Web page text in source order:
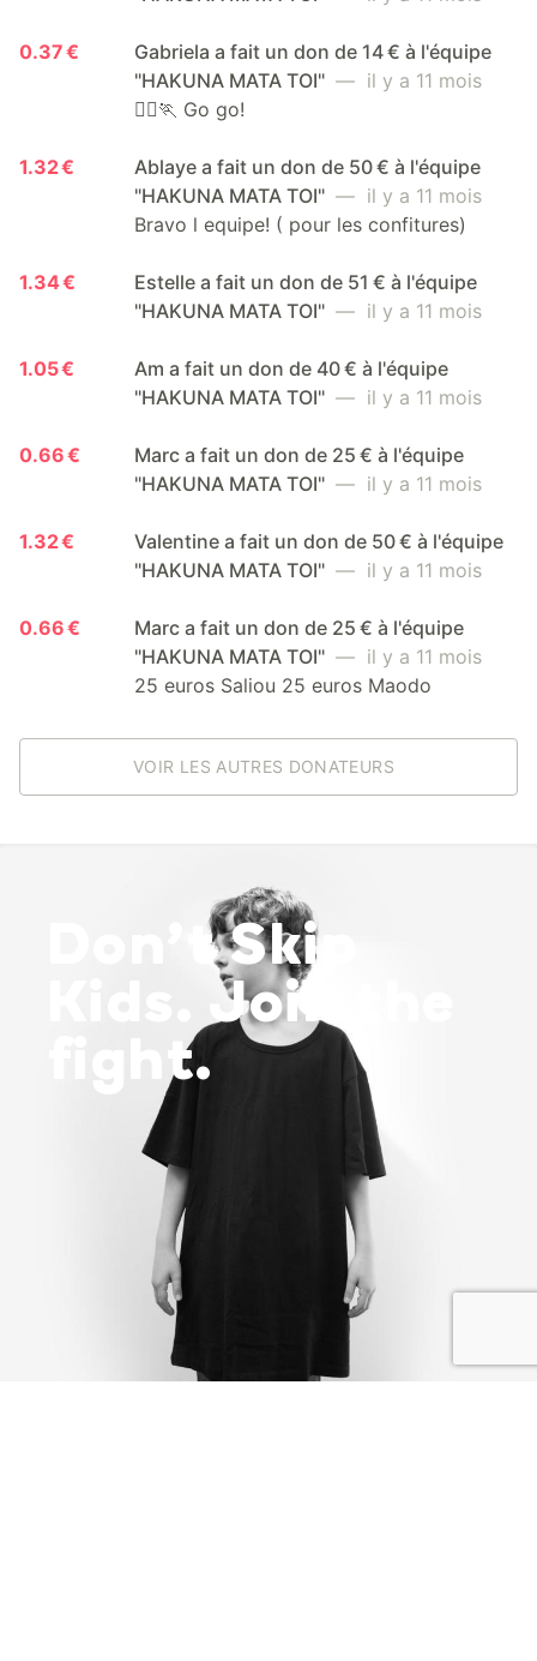
0.37 €
Gabriela a fait un don de 14 € à l'équipe
"HAKUNA MATA TOI" — il y a 11 mois
🏃‍♀️🏃 Go go!
1.32 €
Ablaye a fait un don de 50 € à l'équipe
"HAKUNA MATA TOI" — il y a 11 mois
Bravo l equipe! ( pour les confitures)
1.34 €
Estelle a fait un don de 51 € à l'équipe
"HAKUNA MATA TOI" — il y a 11 mois
1.05 €
Am a fait un don de 40 € à l'équipe
"HAKUNA MATA TOI" — il y a 11 mois
0.66 €
Marc a fait un don de 25 € à l'équipe
"HAKUNA MATA TOI" — il y a 11 mois
1.32 €
Valentine a fait un don de 50 € à l'équipe
"HAKUNA MATA TOI" — il y a 11 mois
0.66 €
Marc a fait un don de 25 € à l'équipe
"HAKUNA MATA TOI" — il y a 11 mois
25 euros Saliou 25 euros Maodo
VOIR LES AUTRES DONATEURS
Don’t Skip
Kids. Join the
fight.